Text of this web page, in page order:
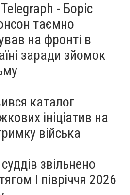
- Боріс
таємно
на фронті в
заради зйомок
каталог
ініціатив на
війська
звільнено
I півріччя 2026